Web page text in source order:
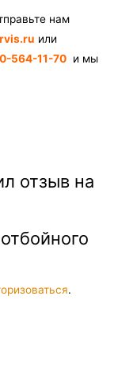
нам
или
564-11-70 и мы
отзыв на
.